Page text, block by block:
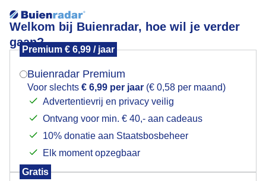
Welkom bij Buienradar, hoe wil je verder
gaan?
Premium € 6,99 / jaar
Buienradar Premium
Voor slechts € 6,99 per jaar (€ 0,58 per maand)
Advertentievrij en privacy veilig
Ontvang voor min. € 40,- aan cadeaus
10% donatie aan Staatsbosbeheer
Elk moment opzegbaar
Gratis
tropisch warm
Mogen we je locatie gebruiken voor het
Indien je hier nog geen akkoord op hebt gegeven,
verschijnt er zo een pop-up uit je browser waarin
Is goed, toon de popup